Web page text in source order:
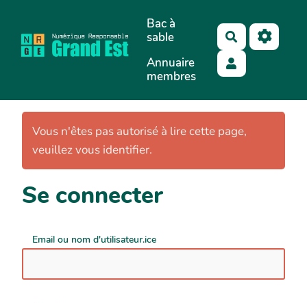
Aller au contenu principalBac à
sable
Annuaire
membres
Rechercher
Vous n'êtes pas autorisé à lire cette page,
veuillez vous identifier.
Se connecter
Email ou nom d'utilisateur.ice